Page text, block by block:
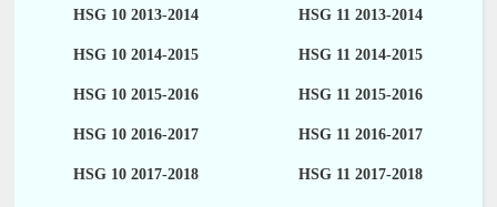
HSG 10 2013-2014 HSG 11 2013-2014
HSG 10 2014-2015 HSG 11 2014-2015
HSG 10 2015-2016 HSG 11 2015-2016
HSG 10 2016-2017 HSG 11 2016-2017
HSG 10 2017-2018 HSG 11 2017-2018